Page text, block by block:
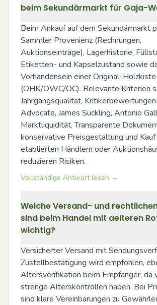
beim Sekundärmarkt für Gaja-
Beim Ankauf auf dem Sekundärmarkt
Sammler Provenienz (Rechnungen,
Auktionseinträge), Lagerhistorie,
Etiketten- und Kapselzustand sowie
Vorhandensein einer Original-Holzkiste
(OHK/OWC/OC). Relevante Kriterien
Jahrgangsqualität,
Advocate, James Suckling, Antonio
Marktliquidität. Transparente
konservative Preisgestaltung und Kauf
etablierten Händlern oder
reduzieren Risiken.
Vollständige Antwort lesen →
Welche Versand- und
sind beim Handel mit aelteren
wichtig?
Versicherter Versand mit
Zustellbestätigung wird empfohlen,
Altersverifikation beim Empfänger, da
strenge Alterskontrollen haben. Bei
sind klare Vereinbarungen zu